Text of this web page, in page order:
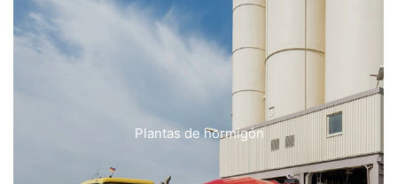
Plantas de hormigón